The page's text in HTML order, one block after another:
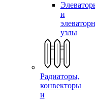
и
узлы
Радиаторы,
конвекторы
и